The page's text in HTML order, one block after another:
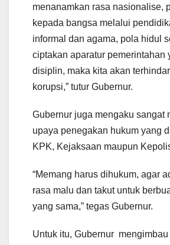
menanamkan rasa nasionalise,
kepada bangsa melalui
informal dan agama, pola hidul
ciptakan aparatur pemerintahan
disiplin, maka kita akan
korupsi,” tutur Gubernur.
Gubernur juga mengaku sangat
upaya penegakan hukum yang
KPK, Kejaksaan maupun
“Memang harus dihukum, agar
rasa malu dan takut untuk
yang sama,” tegas Gubernur.
Untuk itu, Gubernur mengimbau